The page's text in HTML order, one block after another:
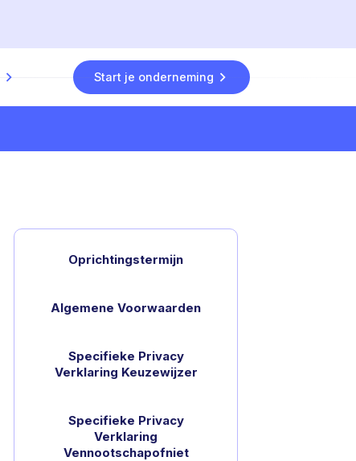
Start je onderneming
Oprichtingstermijn
Algemene Voorwaarden
Specifieke Privacy
Verklaring Keuzewijzer
Specifieke Privacy
Verklaring
Vennootschapofniet